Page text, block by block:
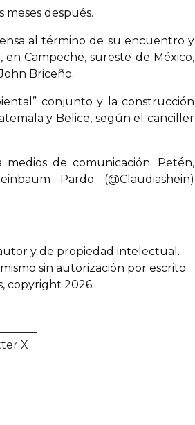
después.
al término de su encuentro y
Campeche, sureste de México,
Briceño.
conjunto y la construcción
y Belice, según el canciller
medios de comunicación. Petén,
Pardo (@Claudiashein)
y de propiedad intelectual.
sin autorización por escrito
copyright 2026.
X